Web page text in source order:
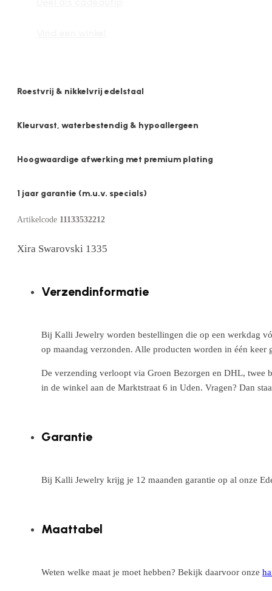
Roestvrij & nikkelvrij edelstaal
Kleurvast, waterbestendig & hypoallergeen
Hoogwaardige afwerking met premium plating
1 jaar garantie (m.u.v. specials)
Artikelcode 11133532212
Xira Swarovski 1335
Verzendinformatie
Bij Kalli Jewelry worden bestellingen die op een werkdag
op maandag verzonden. Alle producten worden in één
De verzending verloopt via Groen Bezorgen en DHL, twee
in de winkel aan de Marktstraat 6 in Uden. Vragen? Dan
Garantie
Bij Kalli Jewelry krijg je 12 maanden garantie op al onze
Maattabel
Weten welke maat je moet hebben? Bekijk daarvoor onze